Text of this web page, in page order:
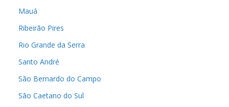
Mauá
Ribeirão Pires
Rio Grande da Serra
Santo André
São Bernardo do Campo
São Caetano do Sul